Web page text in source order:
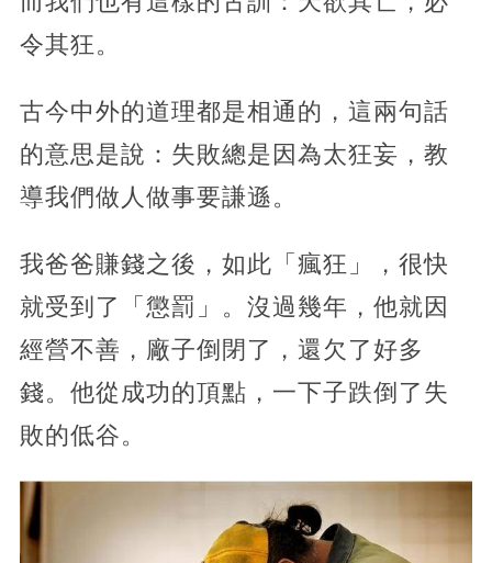
令其狂。
古今中外的道理都是相通的，這兩句話
的意思是說：失敗總是因為太狂妄，教
導我們做人做事要謙遜。
我爸爸賺錢之後，如此「瘋狂」，很快
就受到了「懲罰」。沒過幾年，他就因
經營不善，廠子倒閉了，還欠了好多
錢。他從成功的頂點，一下子跌倒了失
敗的低谷。